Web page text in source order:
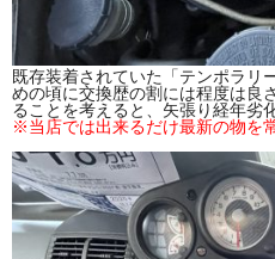
既存装着されていた「テンポラリ
めの頃に交換歴の割には程度は良
ることを考えると、矢張り経年劣
※当店では出来るだけ最新の物を